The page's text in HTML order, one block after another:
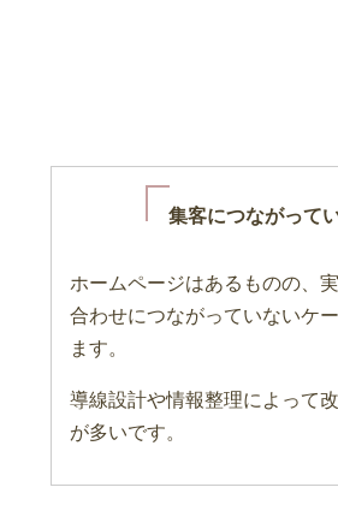
集客につながって
ホームページはあるものの、
合わせにつながっていないケ
ます。
導線設計や情報整理によって
が多いです。